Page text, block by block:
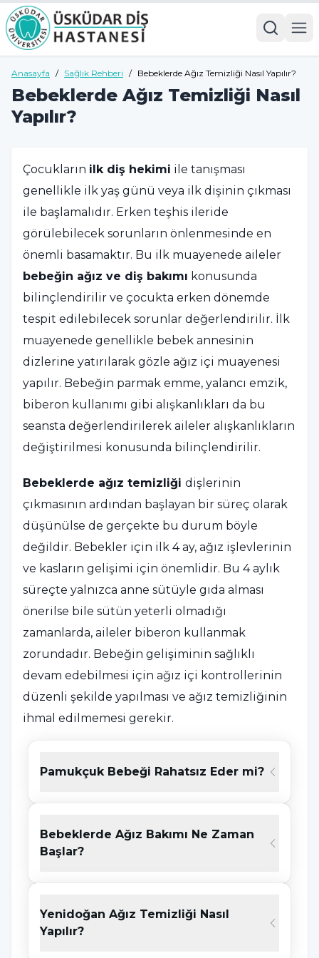
Anasayfa / Sağlık Rehberi / Bebeklerde Ağız Temizliği Nasıl Yapılır?
Bebeklerde Ağız Temizliği Nasıl
Yapılır?
Çocukların ilk diş hekimi ile tanışması
genellikle ilk yaş günü veya ilk dişinin çıkması
ile başlamalıdır. Erken teşhis ileride
görülebilecek sorunların önlenmesinde en
önemli basamaktır. Bu ilk muayenede aileler
bebeğin ağız ve diş bakımı konusunda
bilinçlendirilir ve çocukta erken dönemde
tespit edilebilecek sorunlar değerlendirilir. İlk
muayenede genellikle bebek annesinin
dizlerine yatırılarak gözle ağız içi muayenesi
yapılır. Bebeğin parmak emme, yalancı emzik,
biberon kullanımı gibi alışkanlıkları da bu
seansta değerlendirilerek aileler alışkanlıkların
değiştirilmesi konusunda bilinçlendirilir.
Bebeklerde ağız temizliği dişlerinin
çıkmasının ardından başlayan bir süreç olarak
düşünülse de gerçekte bu durum böyle
değildir. Bebekler için ilk 4 ay, ağız işlevlerinin
ve kasların gelişimi için önemlidir. Bu 4 aylık
süreçte yalnızca anne sütüyle gıda alması
önerilse bile sütün yeterli olmadığı
zamanlarda, aileler biberon kullanmak
zorundadır. Bebeğin gelişiminin sağlıklı
devam edebilmesi için ağız içi kontrollerinin
düzenli şekilde yapılması ve ağız temizliğinin
ihmal edilmemesi gerekir.
görünür görünmez başlamalıdır. Bu aşamada
parmak fırçalar, nemli bir bez, tülbent ya da
bezleri en kolay kullanılabilecek
Bebeklerin Ağız Temizliği Nasıl Yapılır?
Pamukçuk Bebeği Rahatsız Eder mi?
Bebeklerde Ağız Bakımı Ne Zaman
Başlar?
Yenidoğan Ağız Temizliği Nasıl
Yapılır?